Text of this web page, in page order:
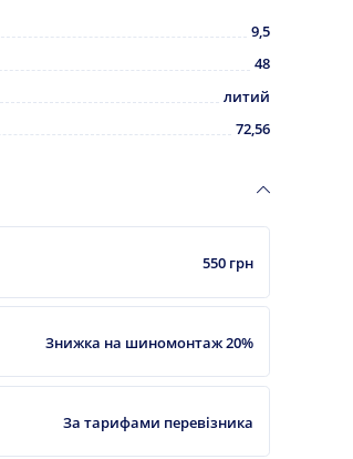
9,5
48
литий
72,56
550 грн
Знижка на шиномонтаж 20%
За тарифами перевізника